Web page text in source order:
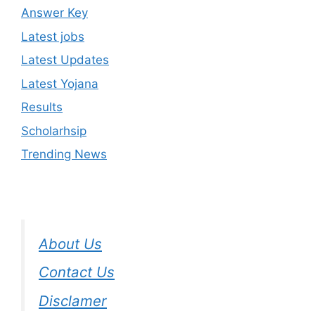
Answer Key
Latest jobs
Latest Updates
Latest Yojana
Results
Scholarhsip
Trending News
About Us
Contact Us
Disclamer